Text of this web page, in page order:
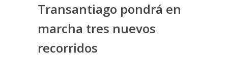
Transantiago pondrá en
marcha tres nuevos
recorridos